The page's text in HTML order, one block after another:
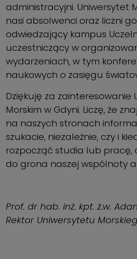
administracyjni. Uniwersytet
nasi absolwenci oraz liczni
odwiedzający kampus
uczestniczący w
wydarzeniach, w tym
naukowych o zasięgu
Dziękuję za zainteresowanie
Morskim w Gdyni. Liczę, że
na naszych stronach
szukacie, niezależnie, czy i
rozpocząć studia lub pracę,
do grona naszej wspólnoty
Prof. dr hab. inż. kpt. ż.w.
Rektor Uniwersytetu